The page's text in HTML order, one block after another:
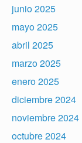
junio 2025
mayo 2025
abril 2025
marzo 2025
enero 2025
diciembre 2024
noviembre 2024
octubre 2024